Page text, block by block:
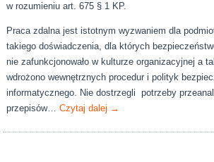
w rozumieniu art. 675 § 1 KP.
Praca zdalna jest istotnym wyzwaniem dla
takiego doświadczenia, dla których
nie zafunkcjonowało w kulturze organizacyjnej a
wdrożono wewnętrznych procedur i polityk
informatycznego. Nie dostrzegli potrzeby
przepisów…Czytaj dalej →